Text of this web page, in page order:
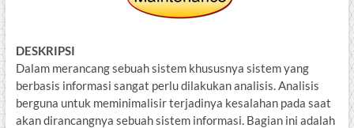
DESKRIPSI
Dalam merancang sebuah sistem khususnya sistem yang
berbasis informasi sangat perlu dilakukan analisis. Analisis
berguna untuk meminimalisir terjadinya kesalahan pada saat
akan dirancangnya sebuah sistem informasi. Bagian ini adalah